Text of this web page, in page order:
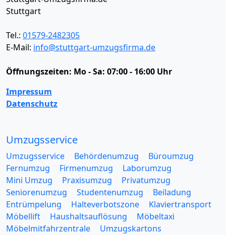
Stuttgart
Tel.: 01579-2482305
E-Mail: info@stuttgart-umzugsfirma.de
Öffnungszeiten: Mo - Sa: 07:00 - 16:00 Uhr
Impressum
Datenschutz
Umzugsservice
Umzugsservice Behördenumzug
Büroumzug
Fernumzug
Firmenumzug
Laborumzug
Mini Umzug
Praxisumzug
Privatumzug
Seniorenumzug
Studentenumzug
Beiladung
Entrümpelung
Halteverbotszone
Klaviertransport
Möbellift
Haushaltsauflösung
Möbeltaxi
Möbelmitfahrzentrale
Umzugskartons